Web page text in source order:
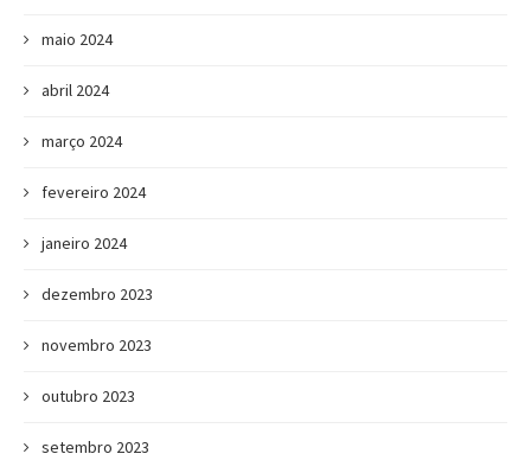
maio 2024
abril 2024
março 2024
fevereiro 2024
janeiro 2024
dezembro 2023
novembro 2023
outubro 2023
setembro 2023